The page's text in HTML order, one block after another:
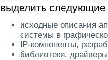
выделить следующие
исходные описания
системы в
IP-компоненты,
библиотеки,